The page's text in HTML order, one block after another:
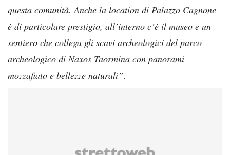
questa comunità. Anche la location di Palazzo Cagnone
è di particolare prestigio, all’interno c’è il museo e un
sentiero che collega gli scavi archeologici del parco
archeologico di Naxos Taormina con panorami
mozzafiato e bellezze naturali”.